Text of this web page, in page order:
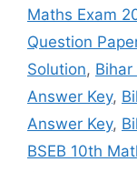
Maths Exam
Question
Solution,
Answer Key,
Answer Key,
BSEB 10th